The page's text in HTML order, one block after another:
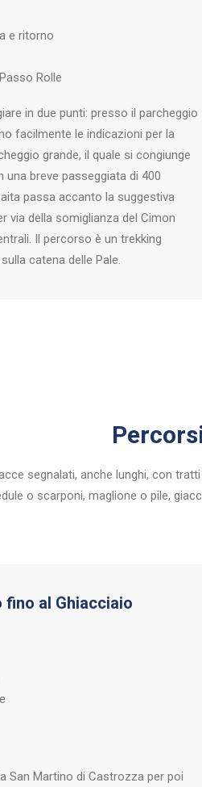
e ritorno
Rolle
in due punti: presso il parcheggio
facilmente le indicazioni per la
grande, il quale si congiunge
breve passeggiata di 400
passa accanto la suggestiva
via della somiglianza del Cimon
Il percorso è un trekking
catena delle Pale.
segnalati, anche lunghi, con
o scarponi, maglione o pile,
fino al Ghiacciaio
San Martino di Castrozza per poi